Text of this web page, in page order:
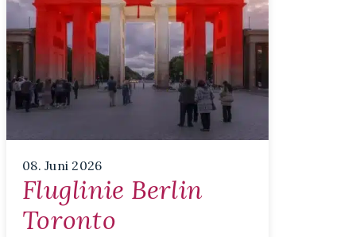
08. Juni 2026
Fluglinie Berlin
Toronto